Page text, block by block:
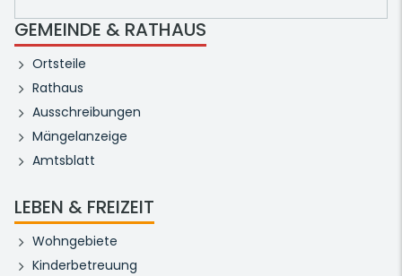
GEMEINDE & RATHAUS
Ortsteile
Rathaus
Ausschreibungen
Mängelanzeige
Amtsblatt
LEBEN & FREIZEIT
Wohngebiete
Kinderbetreuung